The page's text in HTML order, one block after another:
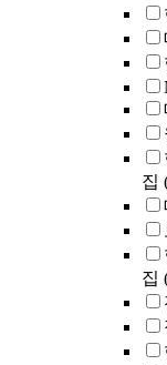
집
집